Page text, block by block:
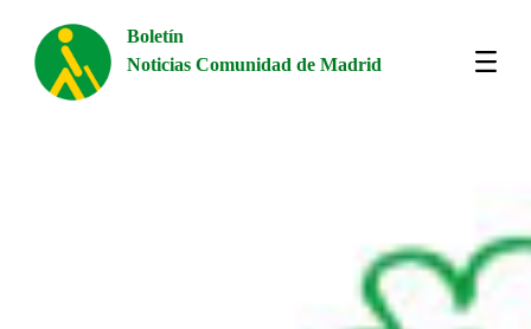
Boletín
Noticias Comunidad de Madrid